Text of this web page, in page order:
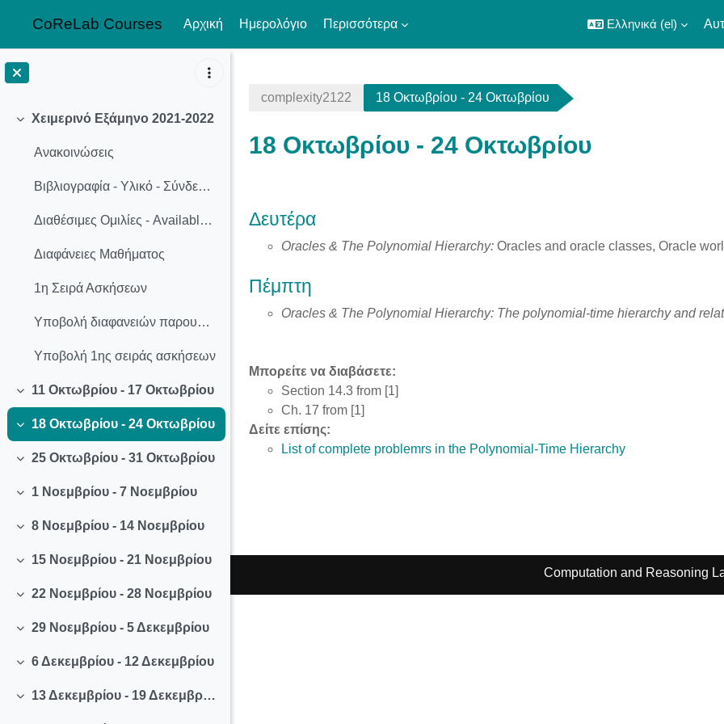
CoReLab Courses Αρχική Ημερολόγιο Περισσότερα Ελληνικά ‎(el)‎
Σύμπτυξη
Χειμερινό Εξάμηνο 2021-2022
Ανακοινώσεις
Βιβλιογραφία - Υλικό - Σύνδεσμοι
Διαθέσιμες Ομιλίες - Available Presentation Topics
Διαφάνειες Μαθήματος
1η Σειρά Ασκήσεων
Υποβολή διαφανειών παρουσίασης
Υποβολή 1ης σειράς ασκήσεων
Σύμπτυξη
11 Οκτωβρίου - 17 Οκτωβρίου
Σύμπτυξη
18 Οκτωβρίου - 24 Οκτωβρίου
Σύμπτυξη
25 Οκτωβρίου - 31 Οκτωβρίου
Σύμπτυξη
1 Νοεμβρίου - 7 Νοεμβρίου
Σύμπτυξη
8 Νοεμβρίου - 14 Νοεμβρίου
Σύμπτυξη
15 Νοεμβρίου - 21 Νοεμβρίου
Σύμπτυξη
22 Νοεμβρίου - 28 Νοεμβρίου
Σύμπτυξη
29 Νοεμβρίου - 5 Δεκεμβρίου
Σύμπτυξη
6 Δεκεμβρίου - 12 Δεκεμβρίου
Σύμπτυξη
13 Δεκεμβρίου - 19 Δεκεμβρίου
complexity2122
18 Οκτωβρίου - 24 Οκτωβρίου
18 Οκτωβρίου - 24 Οκτωβρίου
Δευτέρα
Oracles & The Polynomial Hierarchy: Oracles and oracle classes, Oracle
Πέμπτη
Oracles & The Polynomial Hierarchy: The polynomial-time hierarchy and
Μπορείτε να διαβάσετε:
Section 14.3 from [1]
Ch. 17 from [1]
Δείτε επίσης:
List of complete problemrs in the Polynomial-Time Hierarchy
Computation and Reasoning